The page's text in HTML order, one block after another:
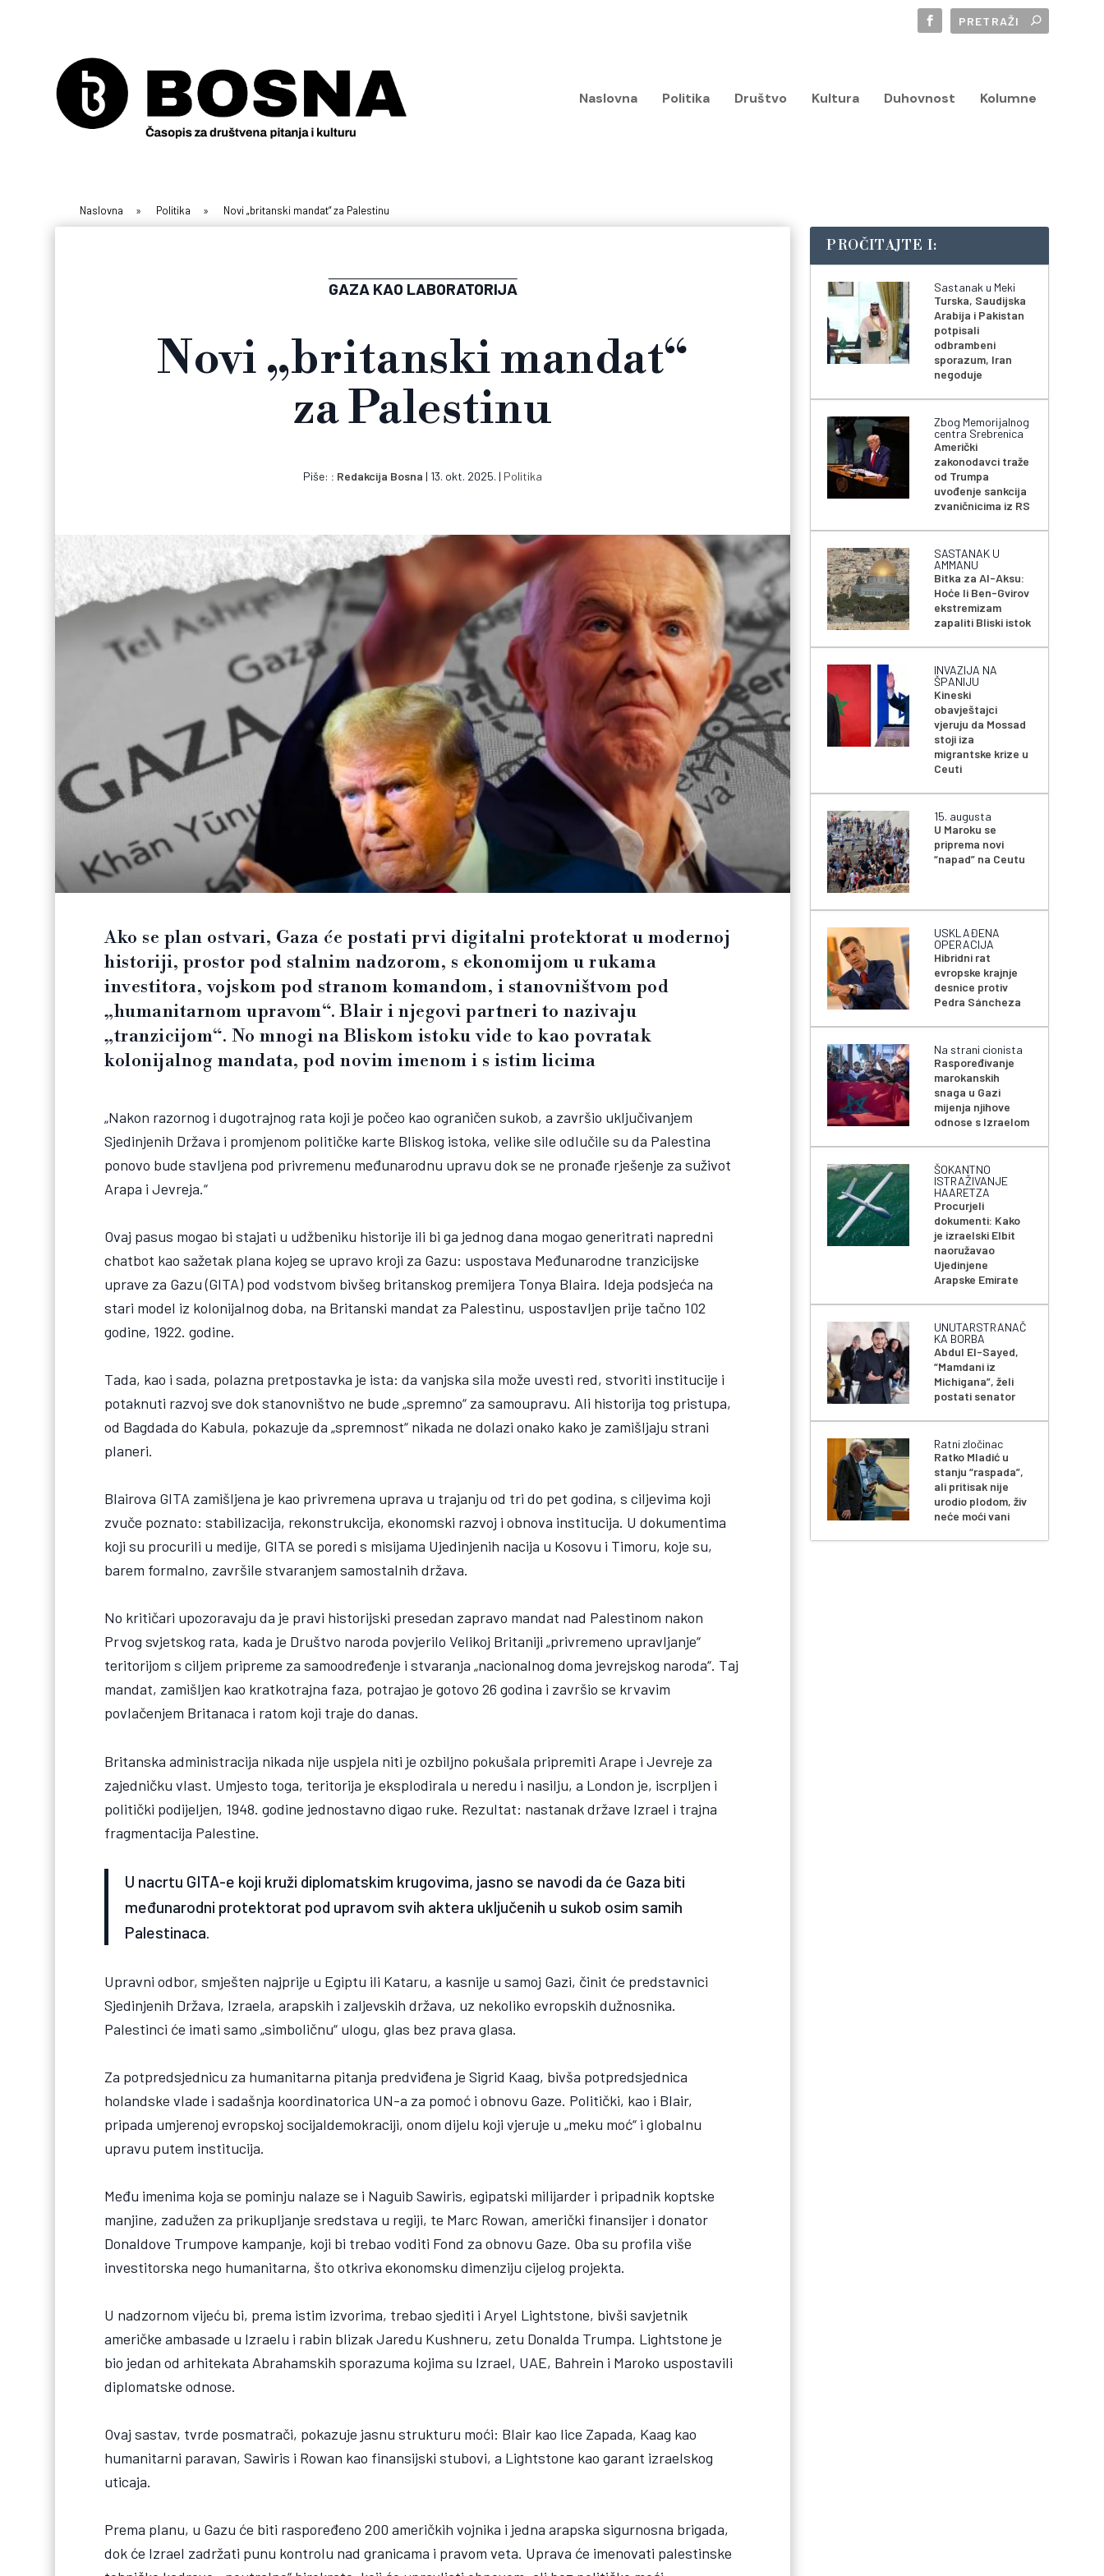
Naslovna Politika Društvo Kultura Duhovnost Kolumne
Naslovna » Politika » Novi „britanski mandat“ za Palestinu
GAZA KAO LABORATORIJA
Novi „britanski mandat“
za Palestinu
Piše: Redakcija Bosna | 13. okt. 2025. | Politika
Ako se plan ostvari, Gaza će postati prvi digitalni protektorat u modernoj
historiji, prostor pod stalnim nadzorom, s ekonomijom u rukama
investitora, vojskom pod stranom komandom, i stanovništvom pod
„humanitarnom upravom“. Blair i njegovi partneri to nazivaju
„tranzicijom“. No mnogi na Bliskom istoku vide to kao povratak
kolonijalnog mandata, pod novim imenom i s istim licima
„Nakon razornog i dugotrajnog rata koji je počeo kao ograničen sukob, a završio uključivanjem
Sjedinjenih Država i promjenom političke karte Bliskog istoka, velike sile odlučile su da Palestina
ponovo bude stavljena pod privremenu međunarodnu upravu dok se ne pronađe rješenje za suživot
Arapa i Jevreja.“
Ovaj pasus mogao bi stajati u udžbeniku historije ili bi ga jednog dana mogao generitrati napredni
chatbot kao sažetak plana kojeg se upravo kroji za Gazu: uspostava Međunarodne tranzicijske
uprave za Gazu (GITA) pod vodstvom bivšeg britanskog premijera Tonya Blaira. Ideja podsjeća na
stari model iz kolonijalnog doba, na Britanski mandat za Palestinu, uspostavljen prije tačno 102
godine, 1922. godine.
Tada, kao i sada, polazna pretpostavka je ista: da vanjska sila može uvesti red, stvoriti institucije i
potaknuti razvoj sve dok stanovništvo ne bude „spremno“ za samoupravu. Ali historija tog pristupa,
od Bagdada do Kabula, pokazuje da „spremnost“ nikada ne dolazi onako kako je zamišljaju strani
planeri.
Blairova GITA zamišljena je kao privremena uprava u trajanju od tri do pet godina, s ciljevima koji
zvuče poznato: stabilizacija, rekonstrukcija, ekonomski razvoj i obnova institucija. U dokumentima
koji su procurili u medije, GITA se poredi s misijama Ujedinjenih nacija u Kosovu i Timoru, koje su,
barem formalno, završile stvaranjem samostalnih država.
No kritičari upozoravaju da je pravi historijski presedan zapravo mandat nad Palestinom nakon
Prvog svjetskog rata, kada je Društvo naroda povjerilo Velikoj Britaniji „privremeno upravljanje“
teritorijom s ciljem pripreme za samoodređenje i stvaranja „nacionalnog doma jevrejskog naroda“. Taj
mandat, zamišljen kao kratkotrajna faza, potrajao je gotovo 26 godina i završio se krvavim
povlačenjem Britanaca i ratom koji traje do danas.
Britanska administracija nikada nije uspjela niti je ozbiljno pokušala pripremiti Arape i Jevreje za
zajedničku vlast. Umjesto toga, teritorija je eksplodirala u neredu i nasilju, a London je, iscrpljen i
politički podijeljen, 1948. godine jednostavno digao ruke. Rezultat: nastanak države Izrael i trajna
fragmentacija Palestine.
U nacrtu GITA-e koji kruži diplomatskim krugovima, jasno se navodi da će Gaza biti
međunarodni protektorat pod upravom svih aktera uključenih u sukob osim samih
Palestinaca.
Upravni odbor, smješten najprije u Egiptu ili Kataru, a kasnije u samoj Gazi, činit će predstavnici
Sjedinjenih Država, Izraela, arapskih i zaljevskih država, uz nekoliko evropskih dužnosnika.
Palestinci će imati samo „simboličnu“ ulogu, glas bez prava glasa.
Za potpredsjednicu za humanitarna pitanja predviđena je Sigrid Kaag, bivša potpredsjednica
holandske vlade i sadašnja koordinatorica UN-a za pomoć i obnovu Gaze. Politički, kao i Blair,
pripada umjerenoj evropskoj socijaldemokraciji, onom dijelu koji vjeruje u „meku moć“ i globalnu
upravu putem institucija.
Među imenima koja se pominju nalaze se i Naguib Sawiris, egipatski milijarder i pripadnik koptske
manjine, zadužen za prikupljanje sredstava u regiji, te Marc Rowan, američki finansijer i donator
Donaldove Trumpove kampanje, koji bi trebao voditi Fond za obnovu Gaze. Oba su profila više
investitorska nego humanitarna, što otkriva ekonomsku dimenziju cijelog projekta.
U nadzornom vijeću bi, prema istim izvorima, trebao sjediti i Aryel Lightstone, bivši savjetnik
američke ambasade u Izraelu i rabin blizak Jaredu Kushneru, zetu Donalda Trumpa. Lightstone je
bio jedan od arhitekata Abrahamskih sporazuma kojima su Izrael, UAE, Bahrein i Maroko uspostavili
diplomatske odnose.
Ovaj sastav, tvrde posmatrači, pokazuje jasnu strukturu moći: Blair kao lice Zapada, Kaag kao
humanitarni paravan, Sawiris i Rowan kao finansijski stubovi, a Lightstone kao garant izraelskog
uticaja.
Prema planu, u Gazu će biti raspoređeno 200 američkih vojnika i jedna arapska sigurnosna brigada,
dok će Izrael zadržati punu kontrolu nad granicama i pravom veta. Uprava će imenovati palestinske
PROČITAJTE I:
Sastanak u Meki
Turska, Saudijska
Arabija i Pakistan
potpisali
odbrambeni
sporazum, Iran
negoduje
Zbog Memorijalnog
centra Srebrenica
Američki
zakonodavci traže
od Trumpa
uvođenje sankcija
zvaničnicima iz RS
SASTANAK U
AMMANU
Bitka za Al-Aksu:
Hoće li Ben-Gvirov
ekstremizam
zapaliti Bliski istok
INVAZIJA NA
ŠPANIJU
Kineski
obavještajci
vjeruju da Mossad
stoji iza
migrantske krize u
Ceuti
15. augusta
U Maroku se
priprema novi
“napad” na Ceutu
USKLAĐENA
OPERACIJA
Hibridni rat
evropske krajnje
desnice protiv
Pedra Sáncheza
Na strani cionista
Raspoređivanje
marokanskih
snaga u Gazi
mijenja njihove
odnose s Izraelom
ŠOKANTNO
ISTRAŽIVANJE
HAARETZA
Procurjeli
dokumenti: Kako
je izraelski Elbit
naoružavao
Ujedinjene
Arapske Emirate
UNUTARSTRANAČ
KA BORBA
Abdul El-Sayed,
“Mamdani iz
Michigana”, želi
postati senator
Ratni zločinac
Ratko Mladić u
stanju “raspada”,
ali pritisak nije
urodio plodom, živ
neće moći vani